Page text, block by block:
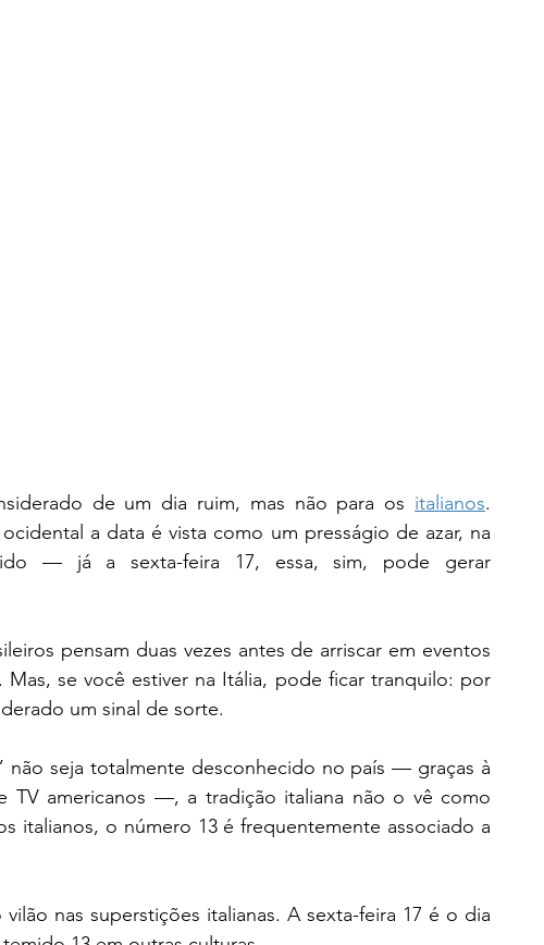
de um dia ruim, mas não para os italianos.
a data é vista como um presságio de azar, na
— já a sexta-feira 17, essa, sim, pode gerar
pensam duas vezes antes de arriscar em eventos
. Mas, se você estiver na Itália, pode ficar tranquilo: por
um sinal de sorte.
não seja totalmente desconhecido no país — graças à
TV americanos —, a tradição italiana não o vê como
italianos, o número 13 é frequentemente associado a
nas superstições italianas. A sexta-feira 17 é o dia